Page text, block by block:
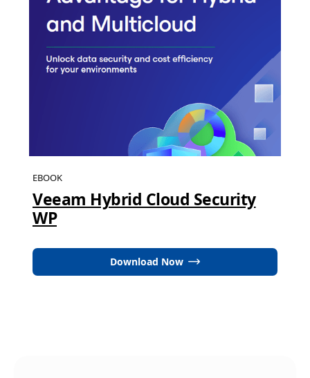
EBOOK
Veeam Hybrid Cloud Security
WP
Download Now